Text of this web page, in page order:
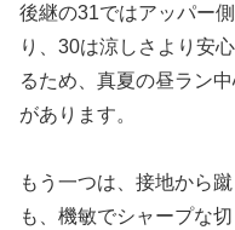
後継の31ではアッパー
り、30は涼しさより安
るため、真夏の昼ラン
があります。
もう一つは、接地から
も、機敏でシャープな